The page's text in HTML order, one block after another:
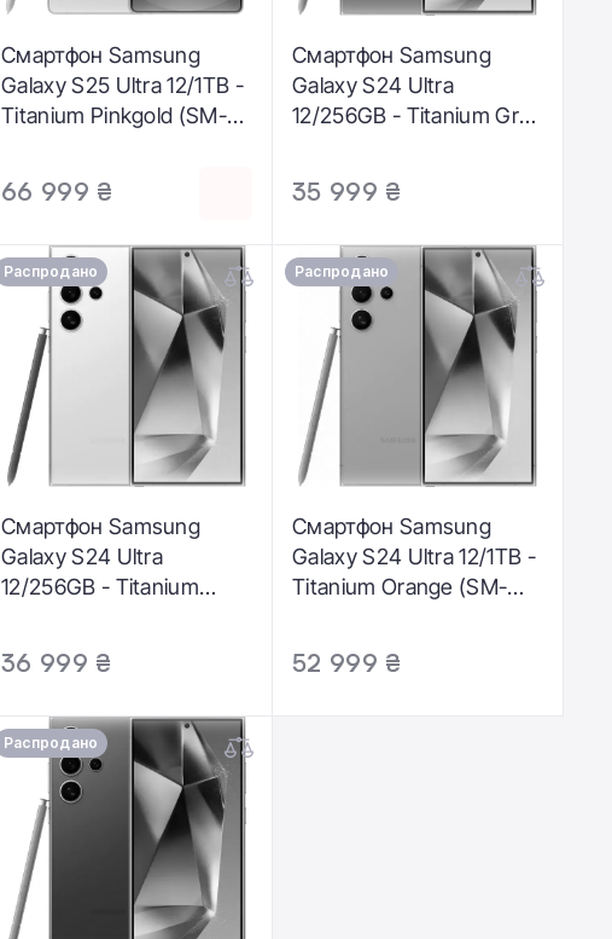
Смартфон Samsung
Galaxy S25 Ultra 12/1TB -
Titanium Pinkgold (SM-
66 999 ₴
Смартфон Samsung
Galaxy S24 Ultra
12/256GB - Titanium Gray
35 999 ₴
Распродано
Смартфон Samsung
Galaxy S24 Ultra
12/256GB - Titanium
36 999 ₴
Распродано
Смартфон Samsung
Galaxy S24 Ultra 12/1TB -
Titanium Orange (SM-
52 999 ₴
Распродано